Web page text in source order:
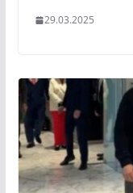
29.03.2025